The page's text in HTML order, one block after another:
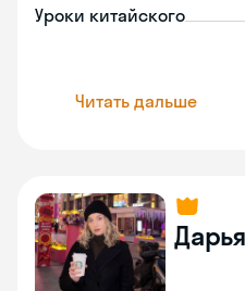
Уроки китайского
Читать дальше
Дарья